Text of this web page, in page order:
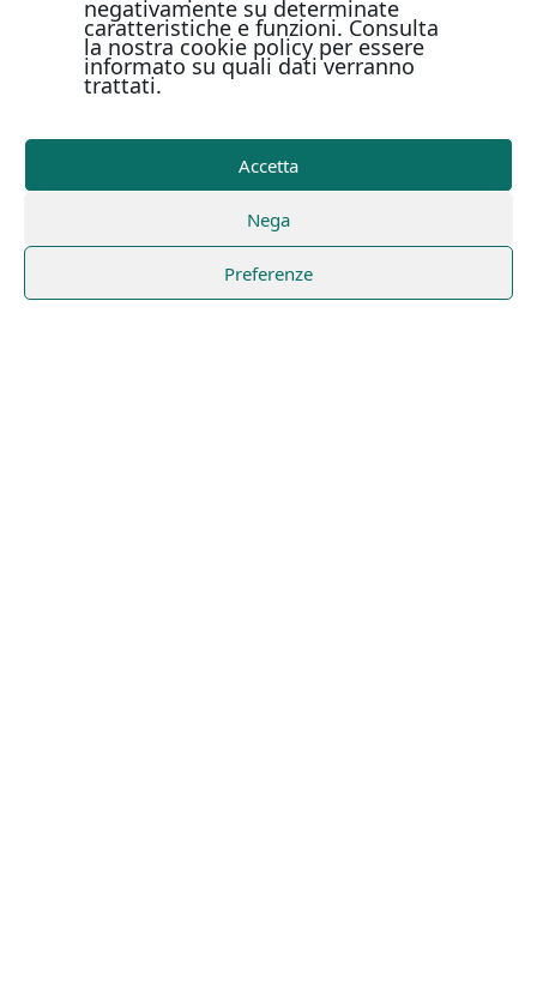
negativamente su determinate
caratteristiche e funzioni. Consulta
la nostra cookie policy per essere
informato su quali dati verranno
trattati.
Accetta
Nega
Preferenze